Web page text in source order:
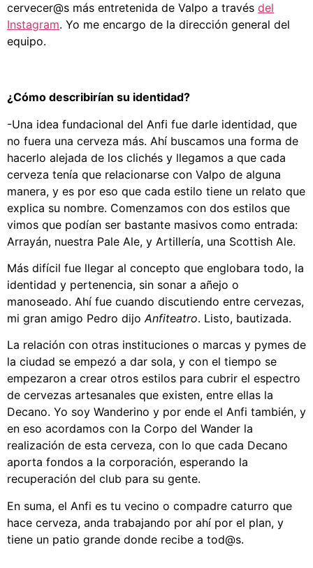
cervecer@s más entretenida de Valpo a través del
Instagram. Yo me encargo de la dirección general del
equipo.
¿Cómo describirían su identidad?
-Una idea fundacional del Anfi fue darle identidad, que
no fuera una cerveza más. Ahí buscamos una forma de
hacerlo alejada de los clichés y llegamos a que cada
cerveza tenía que relacionarse con Valpo de alguna
manera, y es por eso que cada estilo tiene un relato que
explica su nombre. Comenzamos con dos estilos que
vimos que podían ser bastante masivos como entrada:
Arrayán, nuestra Pale Ale, y Artillería, una Scottish Ale.
Más difícil fue llegar al concepto que englobara todo, la
identidad y pertenencia, sin sonar a añejo o
manoseado. Ahí fue cuando discutiendo entre cervezas,
mi gran amigo Pedro dijo Anfiteatro. Listo, bautizada.
La relación con otras instituciones o marcas y pymes de
la ciudad se empezó a dar sola, y con el tiempo se
empezaron a crear otros estilos para cubrir el espectro
de cervezas artesanales que existen, entre ellas la
Decano. Yo soy Wanderino y por ende el Anfi también, y
en eso acordamos con la Corpo del Wander la
realización de esta cerveza, con lo que cada Decano
aporta fondos a la corporación, esperando la
recuperación del club para su gente.
En suma, el Anfi es tu vecino o compadre caturro que
hace cerveza, anda trabajando por ahí por el plan, y
tiene un patio grande donde recibe a tod@s.